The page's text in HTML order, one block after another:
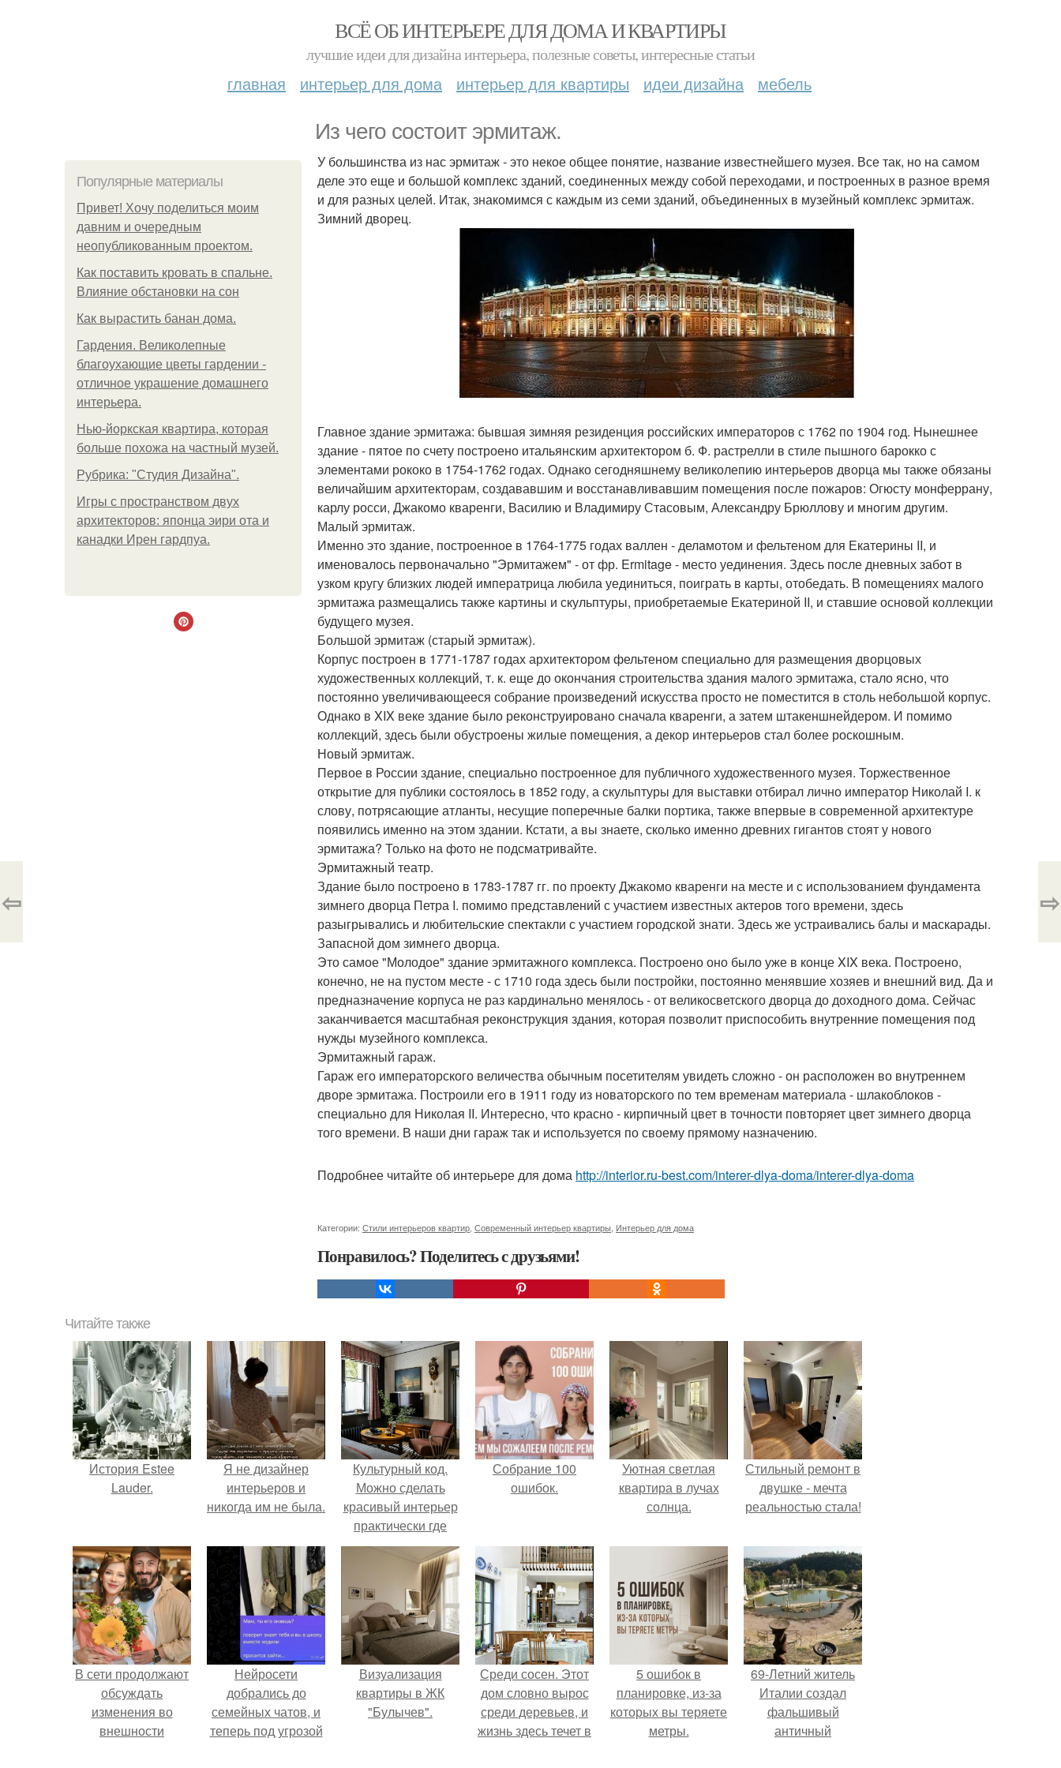
ВСЁ ОБ ИНТЕРЬЕРЕ ДЛЯ ДОМА И КВАРТИРЫ
лучшие идеи для дизайна интерьера, полезные советы, интересные статьи
главная интерьер для дома интерьер для квартиры идеи дизайна мебель
Из чего состоит эрмитаж.
Популярные материалы
Привет! Хочу поделиться моим
давним и очередным
неопубликованным проектом.
Как поставить кровать в спальне.
Влияние обстановки на сон
Как вырастить банан дома.
Гардения. Великолепные
благоухающие цветы гардении -
отличное украшение домашнего
интерьера.
Нью-йоркская квартира, которая
больше похожа на частный музей.
Рубрика: "Студия Дизайна".
Игры с пространством двух
архитекторов: японца эири ота и
канадки Ирен гардпуа.
У большинства из нас эрмитаж - это некое общее понятие, название известнейшего музея. Все так, но на самом
деле это еще и большой комплекс зданий, соединенных между собой переходами, и построенных в разное время
и для разных целей. Итак, знакомимся с каждым из семи зданий, объединенных в музейный комплекс эрмитаж.
Зимний дворец.
Главное здание эрмитажа: бывшая зимняя резиденция российских императоров с 1762 по 1904 год. Нынешнее
здание - пятое по счету построено итальянским архитектором б. Ф. растрелли в стиле пышного барокко с
элементами рококо в 1754-1762 годах. Однако сегодняшнему великолепию интерьеров дворца мы также обязаны
величайшим архитекторам, создававшим и восстанавливавшим помещения после пожаров: Огюсту монферрану,
карлу росси, Джакомо кваренги, Василию и Владимиру Стасовым, Александру Брюллову и многим другим.
Малый эрмитаж.
Именно это здание, построенное в 1764-1775 годах валлен - деламотом и фельтеном для Екатерины II, и
именовалось первоначально "Эрмитажем" - от фр. Ermitage - место уединения. Здесь после дневных забот в
узком кругу близких людей императрица любила уединиться, поиграть в карты, отобедать. В помещениях малого
эрмитажа размещались также картины и скульптуры, приобретаемые Екатериной II, и ставшие основой коллекции
будущего музея.
Большой эрмитаж (старый эрмитаж).
Корпус построен в 1771-1787 годах архитектором фельтеном специально для размещения дворцовых
художественных коллекций, т. к. еще до окончания строительства здания малого эрмитажа, стало ясно, что
постоянно увеличивающееся собрание произведений искусства просто не поместится в столь небольшой корпус.
Однако в XIX веке здание было реконструировано сначала кваренги, а затем штакеншнейдером. И помимо
коллекций, здесь были обустроены жилые помещения, а декор интерьеров стал более роскошным.
Новый эрмитаж.
Первое в России здание, специально построенное для публичного художественного музея. Торжественное
открытие для публики состоялось в 1852 году, а скульптуры для выставки отбирал лично император Николай I. к
слову, потрясающие атланты, несущие поперечные балки портика, также впервые в современной архитектуре
появились именно на этом здании. Кстати, а вы знаете, сколько именно древних гигантов стоят у нового
эрмитажа? Только на фото не подсматривайте.
Эрмитажный театр.
Здание было построено в 1783-1787 гг. по проекту Джакомо кваренги на месте и с использованием фундамента
зимнего дворца Петра I. помимо представлений с участием известных актеров того времени, здесь
разыгрывались и любительские спектакли с участием городской знати. Здесь же устраивались балы и маскарады.
Запасной дом зимнего дворца.
Это самое "Молодое" здание эрмитажного комплекса. Построено оно было уже в конце XIX века. Построено,
конечно, не на пустом месте - с 1710 года здесь были постройки, постоянно менявшие хозяев и внешний вид. Да и
предназначение корпуса не раз кардинально менялось - от великосветского дворца до доходного дома. Сейчас
заканчивается масштабная реконструкция здания, которая позволит приспособить внутренние помещения под
нужды музейного комплекса.
Эрмитажный гараж.
Гараж его императорского величества обычным посетителям увидеть сложно - он расположен во внутреннем
дворе эрмитажа. Построили его в 1911 году из новаторского по тем временам материала - шлакоблоков -
специально для Николая II. Интересно, что красно - кирпичный цвет в точности повторяет цвет зимнего дворца
того времени. В наши дни гараж так и используется по своему прямому назначению.
Подробнее читайте об интерьере для дома http://interior.ru-best.com/interer-dlya-doma/interer-dlya-doma
Категории: Стили интерьеров квартир Современный интерьер квартиры Интерьер для дома
Понравилось? Поделитесь с друзьями!
⇦ ⇨
Читайте также
История Estee
Lauder.
Я не дизайнер
интерьеров и
никогда им не была.
Культурный код.
Можно сделать
красивый интерьер
практически где
угодно.
Собрание 100
ошибок.
Уютная светлая
квартира в лучах
солнца.
Стильный ремонт в
двушке - мечта
реальностью стала!
В сети продолжают
обсуждать
изменения во
внешности
Нейросети
добрались до
семейных чатов, и
теперь под угрозой
Визуализация
квартиры в ЖК
"Булычев".
Среди сосен. Этот
дом словно вырос
среди деревьев, и
жизнь здесь течет в
5 ошибок в
планировке, из-за
которых вы теряете
метры.
69-Летний житель
Италии создал
фальшивый
античный